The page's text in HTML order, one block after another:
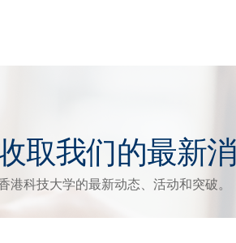
取我们的最新
港科技大学的最新动态、活动和突破。